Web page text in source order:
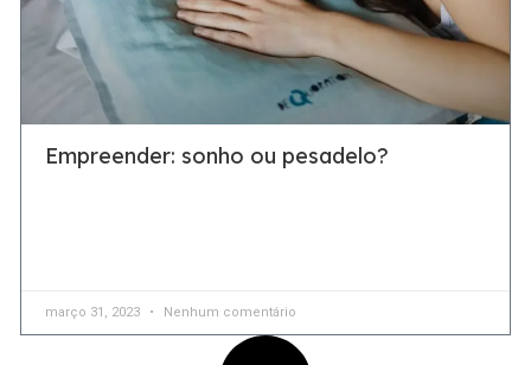
Empreender: sonho ou pesadelo?
março 31, 2023 Nenhum comentário